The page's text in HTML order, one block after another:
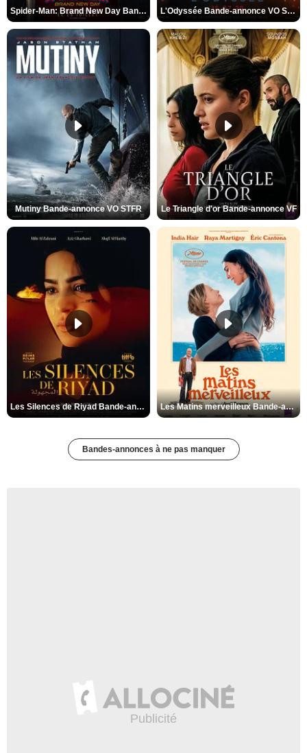
Spider-Man: Brand New Day Bande-annonce VO STFR L'Odyssée Bande-annonce VO STFR
Mutiny Bande-annonce VO STFR Le Triangle d'or Bande-annonce VF
Les Silences de Riyad Bande-annonce VO STFR Les Matins merveilleux Bande-annonce VF
Bandes-annonces à ne pas manquer